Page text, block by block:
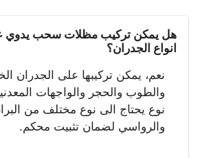
هل يمكن تركيب مظلات سحب يدوي
انواع الجدران؟
نعم، يمكن تركيبها على الجدران
والطوب والحجر والواجهات
نوع يحتاج الى نوع مختلف من
والرواسي لضمان تثبيت محكم.